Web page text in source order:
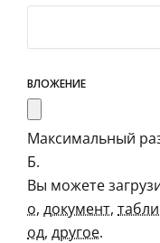
ВЛОЖЕНИЕ
Максимальный
Б.
Вы можете
о, документ,
од, другое.